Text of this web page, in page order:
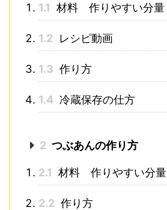
1.1 材料 作りやすい分量
1.2 レシピ動画
1.3 作り方
1.4 冷蔵保存の仕方
2 つぶあんの作り方
2.1 材料 作りやすい分量
2.2 作り方